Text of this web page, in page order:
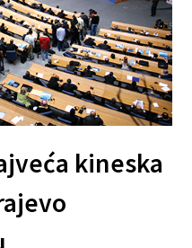
kineska